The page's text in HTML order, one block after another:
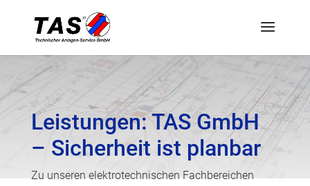
Leistungen: TAS GmbH
– Sicherheit ist planbar
Zu unseren elektrotechnischen Fachbereichen